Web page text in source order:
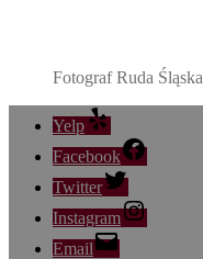
Fotograf Ruda Śląska
Yelp
Facebook
Twitter
Instagram
Email